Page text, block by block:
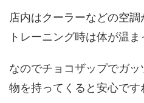
店内はクーラーなどの空
トレーニング時は体が温ま
なのでチョコザップでガ
物を持ってくると安心です